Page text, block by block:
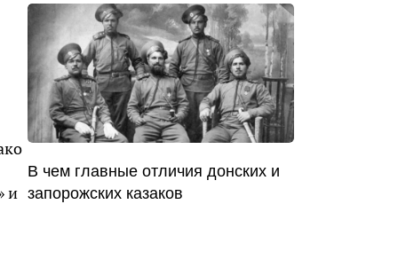
и
В чем главные отличия донских и
запорожских казаков